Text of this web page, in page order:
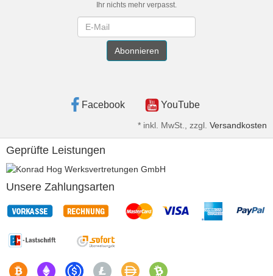
Ihr nichts mehr verpasst.
Abonnieren
Facebook YouTube
* inkl. MwSt., zzgl. Versandkosten
Geprüfte Leistungen
Unsere Zahlungsarten